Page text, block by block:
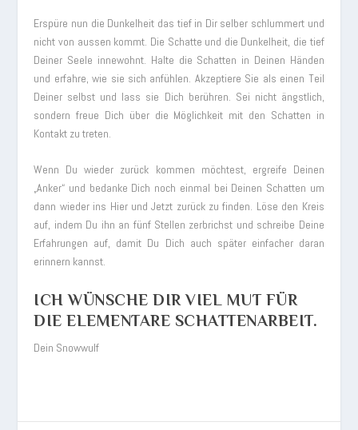
Erspüre nun die Dunkelheit das tief in Dir selber schlummert und
nicht von aussen kommt. Die Schatte und die Dunkelheit, die tief
Deiner Seele innewohnt. Halte die Schatten in Deinen Händen
und erfahre, wie sie sich anfühlen. Akzeptiere Sie als einen Teil
Deiner selbst und lass sie Dich berühren. Sei nicht ängstlich,
sondern freue Dich über die Möglichkeit mit den Schatten in
Kontakt zu treten.
Wenn Du wieder zurück kommen möchtest, ergreife Deinen
„Anker“ und bedanke Dich noch einmal bei Deinen Schatten um
dann wieder ins Hier und Jetzt zurück zu finden. Löse den Kreis
auf, indem Du ihn an fünf Stellen zerbrichst und schreibe Deine
Erfahrungen auf, damit Du Dich auch später einfacher daran
erinnern kannst.
ICH WÜNSCHE DIR VIEL MUT FÜR
DIE ELEMENTARE SCHATTENARBEIT.
Dein Snowwulf